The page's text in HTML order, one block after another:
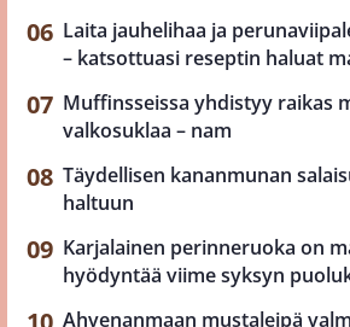
Laita jauhelihaa ja
– katsottuasi reseptin haluat
Muffinsseissa yhdistyy raikas
valkosuklaa – nam
Täydellisen kananmunan
haltuun
Karjalainen perinneruoka on
hyödyntää viime syksyn
Ahvenanmaan mustaleipä